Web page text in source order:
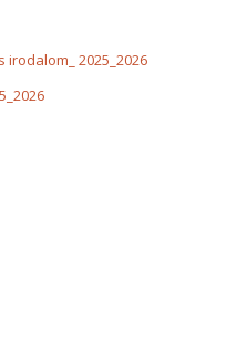
irodalom_ 2025_2026